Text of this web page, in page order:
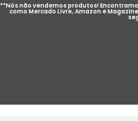
**Nós não vendemos produtos!
como Mercado Livre, Amazon e